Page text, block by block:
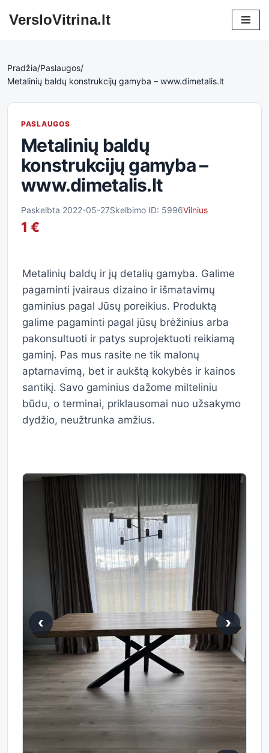
VersloVitrina.lt
Pradžia/Paslaugos/
Metalinių baldų konstrukcijų gamyba – www.dimetalis.lt
PASLAUGOS
Metalinių baldų
konstrukcijų gamyba –
www.dimetalis.lt
Paskelbta 2022-05-27Skelbimo ID: 5996Vilnius
1 €
Metalinių baldų ir jų detalių gamyba. Galime
pagaminti įvairaus dizaino ir išmatavimų
gaminius pagal Jūsų poreikius. Produktą
galime pagaminti pagal jūsų brėžinius arba
pakonsultuoti ir patys suprojektuoti reikiamą
gaminį. Pas mus rasite ne tik malonų
aptarnavimą, bet ir aukštą kokybės ir kainos
santikį. Savo gaminius dažome milteliniu
būdu, o terminai, priklausomai nuo užsakymo
dydžio, neužtrunka amžius.
‹ ›